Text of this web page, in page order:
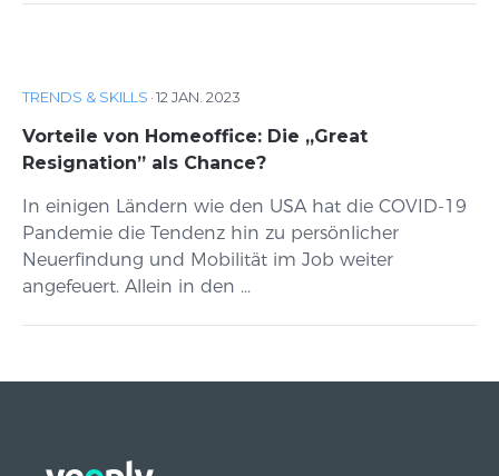
TRENDS & SKILLS ·12 JAN. 2023
Vorteile von Homeoffice: Die „Great
Resignation” als Chance?
In einigen Ländern wie den USA hat die COVID-19
Pandemie die Tendenz hin zu persönlicher
Neuerfindung und Mobilität im Job weiter
angefeuert. Allein in den ...